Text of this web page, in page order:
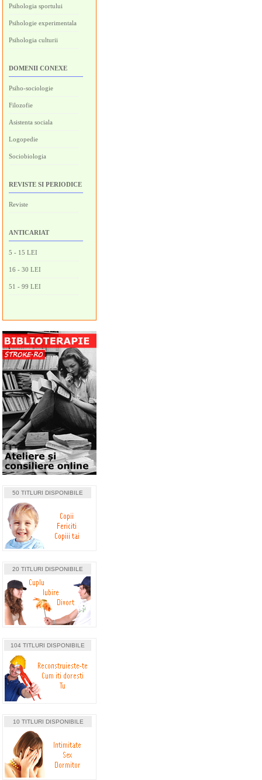
Psihologia sportului
Psihologie experimentala
Psihologia culturii
DOMENII CONEXE
Psiho-sociologie
Filozofie
Asistenta sociala
Logopedie
Sociobiologia
REVISTE SI PERIODICE
Reviste
ANTICARIAT
5 - 15 LEI
16 - 30 LEI
51 - 99 LEI
50 TITLURI DISPONIBILE
20 TITLURI DISPONIBILE
104 TITLURI DISPONIBILE
10 TITLURI DISPONIBILE